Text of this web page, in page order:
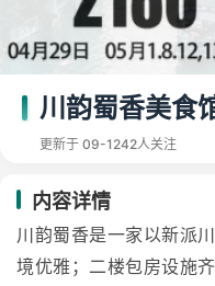
川韵蜀香美食
更新于 09-1242人关注
内容详情
川韵蜀香是一家以新派
境优雅；二楼包房设施